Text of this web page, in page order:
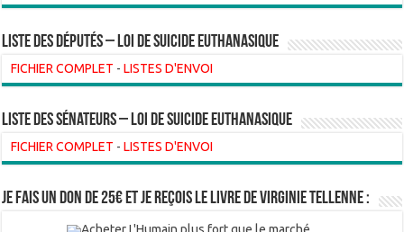
Liste des Députés – Loi de suicide euthanasique
FICHIER COMPLET -LISTES D'ENVOI
liste des sénateurs – loi de suicide euthanasique
FICHIER COMPLET -LISTES D'ENVOI
Je fais un don de 25€ et je reçois le livre de Virginie Tellenne :